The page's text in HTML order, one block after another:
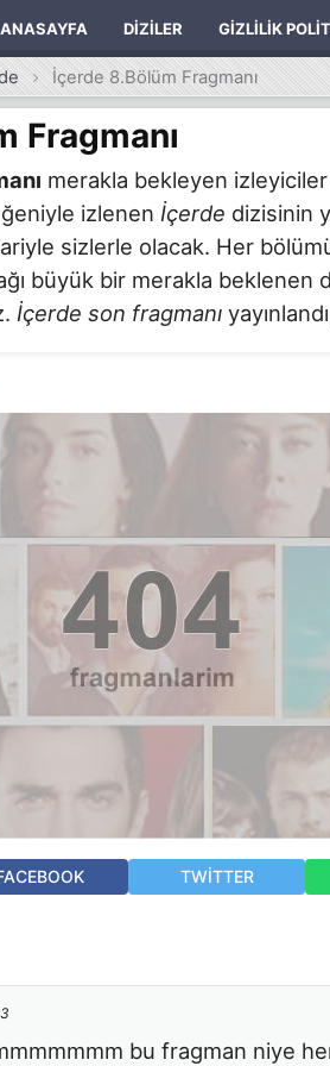
ANASAYFA DIZILER GIZLILIK
İçerde 8.Bölüm Fragmanı
Fragmanı
merakla bekleyen izleyiciler
izlenen İçerde dizisinin
sizlerle olacak. Her
büyük bir merakla beklenen
İçerde son fragmanı
TWITTER
bu fragman niye